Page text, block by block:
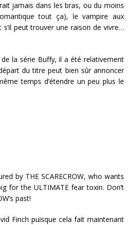
jamais dans les bras, ou du moins
tout ça), le vampire aux
s’il peut trouver une raison de vivre…
la série Buffy, il a été relativement
du titre peut bien sûr annoncer
temps d’étendre un peu plus le
by THE SCARECROW, who wants
for the ULTIMATE fear toxin. Don’t
past!
Finch puisque cela fait maintenant